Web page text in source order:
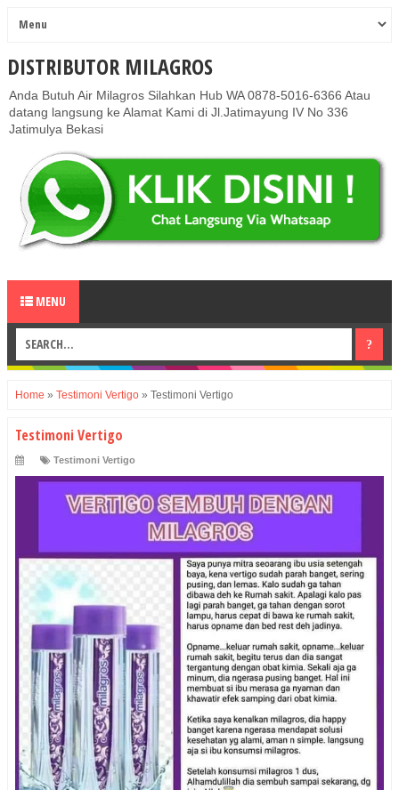
DISTRIBUTOR MILAGROS
Anda Butuh Air Milagros Silahkan Hub WA 0878-5016-6366 Atau
datang langsung ke Alamat Kami di Jl.Jatimayung IV No 336
Jatimulya Bekasi
MENU
Home » Testimoni Vertigo » Testimoni Vertigo
Testimoni Vertigo
Testimoni Vertigo